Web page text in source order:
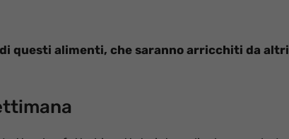
questi alimenti, che saranno arricchiti da altri